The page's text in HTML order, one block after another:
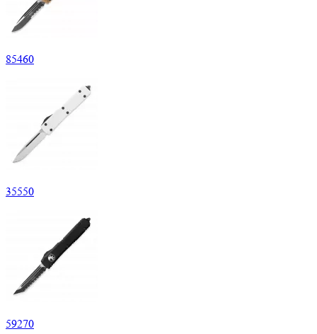
85460
35550
59270